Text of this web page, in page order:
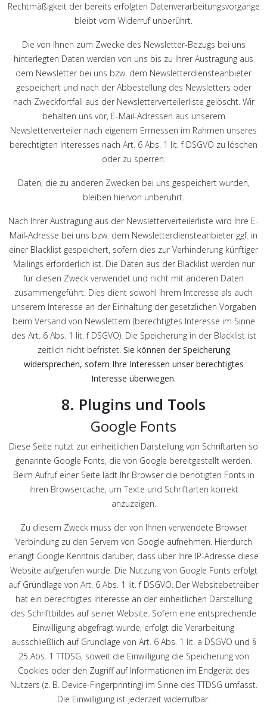
Rechtmäßigkeit der bereits erfolgten Datenverarbeitungsvorgänge
bleibt vom Widerruf unberührt.
Die von Ihnen zum Zwecke des Newsletter-Bezugs bei uns
hinterlegten Daten werden von uns bis zu Ihrer Austragung aus
dem Newsletter bei uns bzw. dem Newsletterdiensteanbieter
gespeichert und nach der Abbestellung des Newsletters oder
nach Zweckfortfall aus der Newsletterverteilerliste gelöscht. Wir
behalten uns vor, E-Mail-Adressen aus unserem
Newsletterverteiler nach eigenem Ermessen im Rahmen unseres
berechtigten Interesses nach Art. 6 Abs. 1 lit. f DSGVO zu löschen
oder zu sperren.
Daten, die zu anderen Zwecken bei uns gespeichert wurden,
bleiben hiervon unberührt.
Nach Ihrer Austragung aus der Newsletterverteilerliste wird Ihre E-
Mail-Adresse bei uns bzw. dem Newsletterdiensteanbieter ggf. in
einer Blacklist gespeichert, sofern dies zur Verhinderung künftiger
Mailings erforderlich ist. Die Daten aus der Blacklist werden nur
für diesen Zweck verwendet und nicht mit anderen Daten
zusammengeführt. Dies dient sowohl Ihrem Interesse als auch
unserem Interesse an der Einhaltung der gesetzlichen Vorgaben
beim Versand von Newslettern (berechtigtes Interesse im Sinne
des Art. 6 Abs. 1 lit. f DSGVO). Die Speicherung in der Blacklist ist
zeitlich nicht befristet. Sie können der Speicherung
widersprechen, sofern Ihre Interessen unser berechtigtes
Interesse überwiegen.
8. Plugins und Tools
Google Fonts
Diese Seite nutzt zur einheitlichen Darstellung von Schriftarten so
genannte Google Fonts, die von Google bereitgestellt werden.
Beim Aufruf einer Seite lädt Ihr Browser die benötigten Fonts in
ihren Browsercache, um Texte und Schriftarten korrekt
anzuzeigen.
Zu diesem Zweck muss der von Ihnen verwendete Browser
Verbindung zu den Servern von Google aufnehmen. Hierdurch
erlangt Google Kenntnis darüber, dass über Ihre IP-Adresse diese
Website aufgerufen wurde. Die Nutzung von Google Fonts erfolgt
auf Grundlage von Art. 6 Abs. 1 lit. f DSGVO. Der Websitebetreiber
hat ein berechtigtes Interesse an der einheitlichen Darstellung
des Schriftbildes auf seiner Website. Sofern eine entsprechende
Einwilligung abgefragt wurde, erfolgt die Verarbeitung
ausschließlich auf Grundlage von Art. 6 Abs. 1 lit. a DSGVO und §
25 Abs. 1 TTDSG, soweit die Einwilligung die Speicherung von
Cookies oder den Zugriff auf Informationen im Endgerät des
Nutzers (z. B. Device-Fingerprinting) im Sinne des TTDSG umfasst.
Die Einwilligung ist jederzeit widerrufbar.